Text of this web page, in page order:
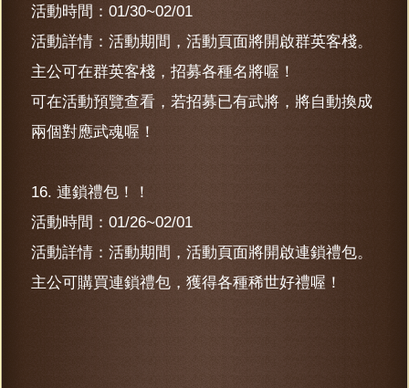
活動時間：01/30~02/01
活動詳情：活動期間，活動頁面將開啟群英客棧。
主公可在群英客棧，招募各種名將喔！
可在活動預覽查看，若招募已有武將，將自動換成
兩個對應武魂喔！
16. 連鎖禮包！！
活動時間：01/26~02/01
活動詳情：活動期間，活動頁面將開啟連鎖禮包。
主公可購買連鎖禮包，獲得各種稀世好禮喔！